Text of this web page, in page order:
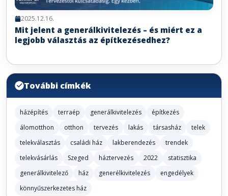
2025.12.16.
Mit jelent a generálkivitelezés – és miért ez a
legjobb választás az építkezésedhez?
További címkék
házépítés terraép generálkivitelezés
építkezés
álomotthon
otthon tervezés lakás társasház
telek
telekválasztás
családi ház lakberendezés
trendek
telekvásárlás
Szeged háztervezés 2022
statisztika
generálkivitelező
ház generélkivitelezés
engedélyek
könnyűszerkezetes ház